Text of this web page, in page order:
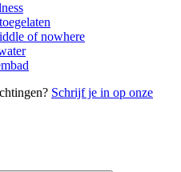
of nowhere
Schrijf je in op onze